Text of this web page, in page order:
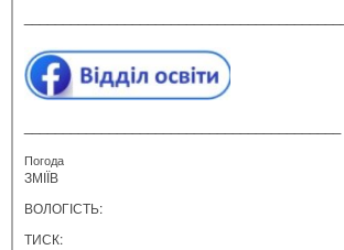
Погода
ЗМІЇВ
ВОЛОГІСТЬ:
ТИСК: